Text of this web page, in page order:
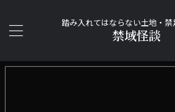
踏み入れてはならない土地・禁
禁域怪談